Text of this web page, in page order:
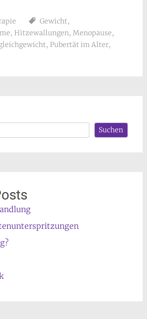
Gewicht,
, Hitzewallungen, Menopause,
, Pubertät im Alter,
Suchen